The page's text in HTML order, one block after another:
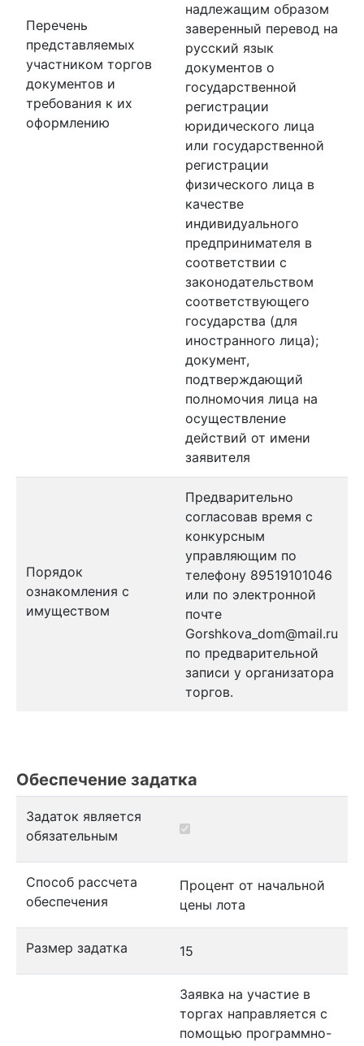
Перечень
представляемых
участником торгов
документов и
требования к их
оформлению
надлежащим образом
заверенный перевод на
русский язык
документов о
государственной
регистрации
юридического лица
или государственной
регистрации
физического лица в
качестве
индивидуального
предпринимателя в
соответствии с
законодательством
соответствующего
государства (для
иностранного лица);
документ,
подтверждающий
полномочия лица на
осуществление
действий от имени
заявителя
Порядок
ознакомления с
имуществом
Предварительно
согласовав время с
конкурсным
управляющим по
телефону 89519101046
или по электронной
почте
Gorshkova_dom@mail.ru
по предварительной
записи у организатора
торгов.
Обеспечение задатка
Задаток является
обязательным
Способ рассчета
обеспечения
Процент от начальной
цены лота
Размер задатка 15
Заявка на участие в
торгах направляется с
помощью программно-